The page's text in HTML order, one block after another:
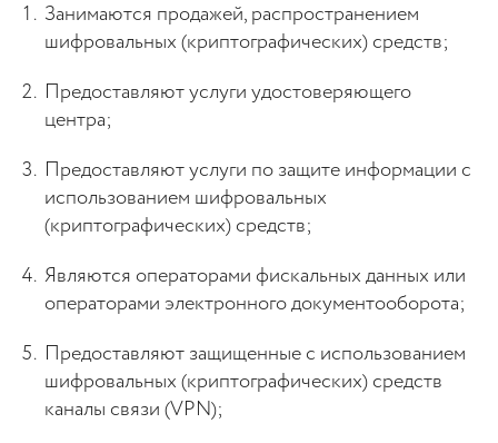
Занимаются продажей, распространением
шифровальных (криптографических) средств;
Предоставляют услуги удостоверяющего
центра;
Предоставляют услуги по защите информации с
использованием шифровальных
(криптографических) средств;
Являются операторами фискальных данных или
операторами электронного документооборота;
Предоставляют защищенные с использованием
шифровальных (криптографических) средств
каналы связи (VPN);